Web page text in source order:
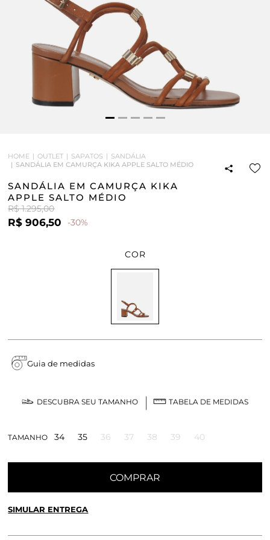
HOME OUTLET SAPATOS
SANDÁLIA
SANDÁLIA EM CAMURÇA KIKA APPLE SALTO MÉDIO
SANDÁLIA EM CAMURÇA KIKA
APPLE SALTO MÉDIO
R$ 1.295,00
R$ 906,50 -30%
COR
Guia de medidas
DESCUBRA SEU TAMANHO TABELA DE MEDIDAS
TAMANHO 34 35 36 37 38 39 40
COMPRAR
SIMULAR ENTREGA